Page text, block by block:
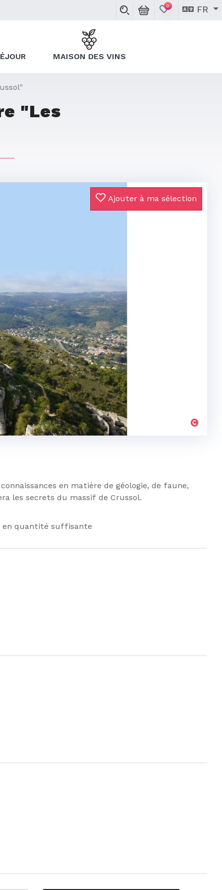
0 FR
MAISON DES VINS
"Les
Ajouter à ma sélection
en matière de géologie, de faune,
les secrets du massif de Crussol.
en quantité suffisante